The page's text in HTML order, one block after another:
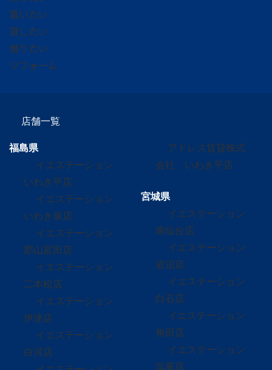
買いたい
貸したい
借りたい
リフォーム
店舗一覧
福島県
イエステーション
いわき平店
イエステーション
いわき泉店
イエステーション
郡山富田店
イエステーション
二本松店
イエステーション
伊達店
イエステーション
白河店
アドレス賃貸株式
会社 いわき平店
宮城県
イエステーション
南仙台店
イエステーション
岩沼店
イエステーション
白石店
イエステーション
角田店
イエステーション
塩竈店